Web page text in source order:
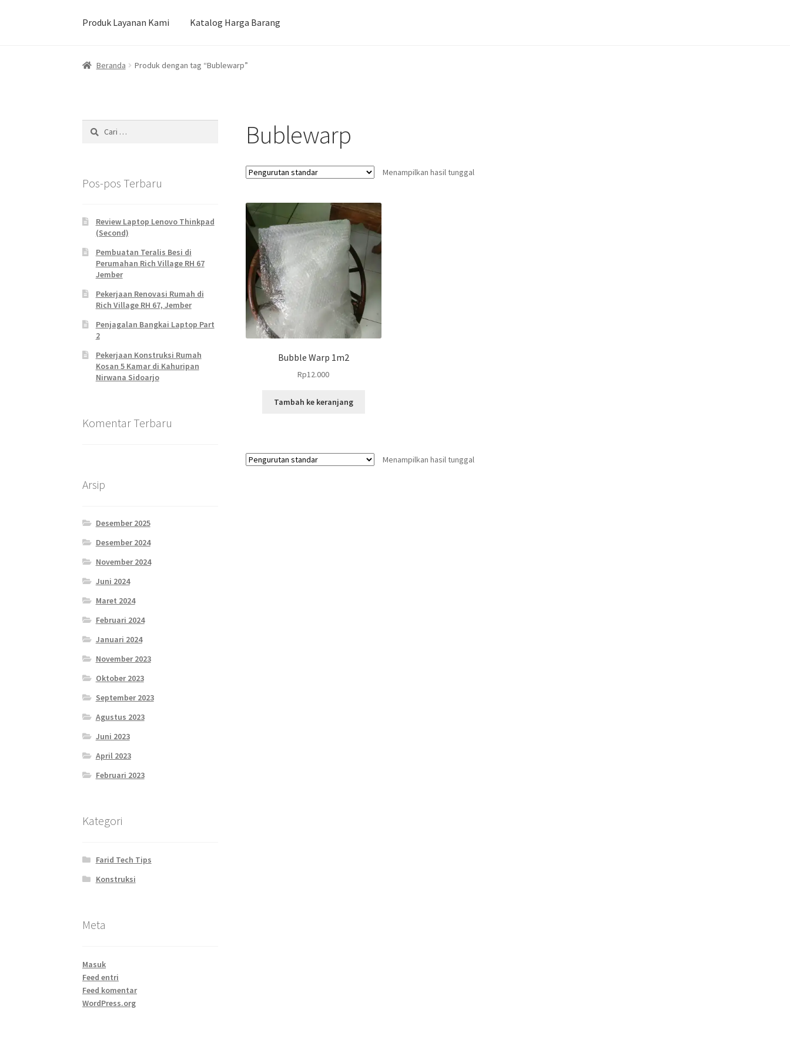
Produk Layanan Kami Katalog Harga Barang
Beranda Durian Kupas Premium dari Jember
Produk Layanan KamiReparasi Rumah
Beranda Produk dengan tag “Bublewarp”
Bublewarp
Menampilkan hasil tunggal
Bubble Warp 1m2
Rp12.000
Tambah ke keranjang
Menampilkan hasil tunggal
Cari
untuk:
Pos-pos Terbaru
Review Laptop Lenovo Thinkpad
(Second)
Pembuatan Teralis Besi di
Perumahan Rich Village RH 67
Jember
Pekerjaan Renovasi Rumah di
Rich Village RH 67, Jember
Penjagalan Bangkai Laptop Part
2
Pekerjaan Konstruksi Rumah
Kosan 5 Kamar di Kahuripan
Nirwana Sidoarjo
Komentar Terbaru
Arsip
Desember 2025
Desember 2024
November 2024
Juni 2024
Maret 2024
Februari 2024
Januari 2024
November 2023
Oktober 2023
September 2023
Agustus 2023
Juni 2023
April 2023
Februari 2023
Kategori
Farid Tech Tips
Konstruksi
Meta
Masuk
Feed entri
Feed komentar
WordPress.org